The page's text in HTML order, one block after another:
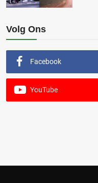
Volg Ons
Facebook
YouTube